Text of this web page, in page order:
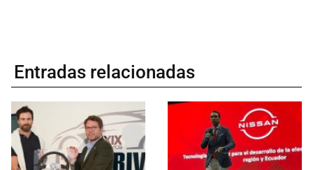
Entradas relacionadas